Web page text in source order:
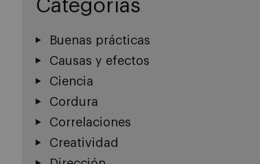
Categorías
Buenas prácticas
Causas y efectos
Ciencia
Cordura
Correlaciones
Creatividad